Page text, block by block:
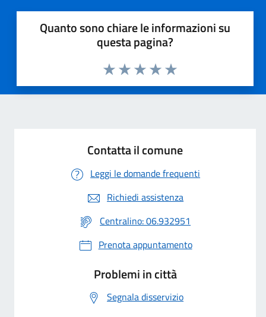
Quanto sono chiare le informazioni su
questa pagina?
Valuta 5 stelle su 5
Valuta 4 stelle su 5
Valuta 3 stelle su 5
Valuta 2 stelle su 5
Valuta 1 stelle su 5
Contatta il comune
Leggi le domande frequenti
Richiedi assistenza
Centralino: 06.932951
Prenota appuntamento
Problemi in città
Segnala disservizio